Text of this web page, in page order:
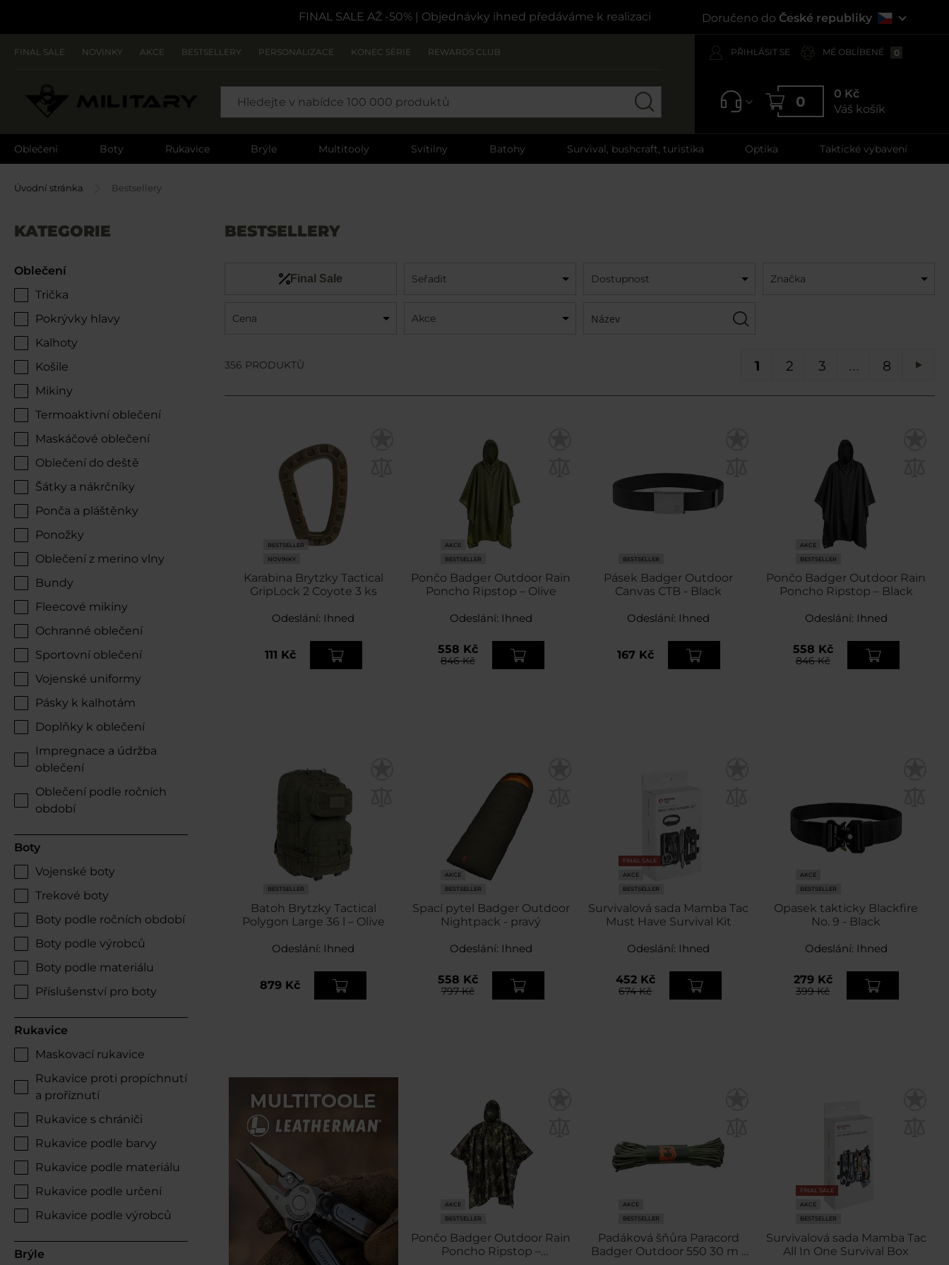
FINAL SALE AŽ -50%| Objednávky ihned předáváme k realizaci Doručeno do České republiky
FINAL SALE NOVINKY AKCE BESTSELLERY PERSONALIZACE KONEC SÉRIE REWARDS CLUB PŘIHLÁSIT SE MÉ OBLÍBENÉ 0
0
0 Kč
Váš košík
Oblečení Boty Rukavice Brýle Multitooly Svítilny Batohy Survival, bushcraft, turistika Optika Taktické vybavení
Úvodní stránka Bestsellery
BESTSELLERY
KATEGORIE
Oblečení
Trička
Pokrývky hlavy
Kalhoty
Košile
Mikiny
Termoaktivní oblečení
Maskáčové oblečení
Oblečení do deště
Šátky a nákrčníky
Ponča a pláštěnky
Ponožky
Oblečení z merino vlny
Bundy
Fleecové mikiny
Ochranné oblečení
Sportovní oblečení
Vojenské uniformy
Pásky k kalhotám
Doplňky k oblečení
Impregnace a údržba
oblečení
Oblečení podle ročních
období
Boty
Vojenské boty
Trekové boty
Boty podle ročních období
Boty podle výrobců
Boty podle materiálu
Příslušenství pro boty
Rukavice
Maskovací rukavice
Rukavice proti propíchnutí
a proříznutí
Rukavice s chrániči
Rukavice podle barvy
Rukavice podle materiálu
Rukavice podle určení
Rukavice podle výrobců
Brýle
Final Sale Seřadit Dostupnost Značka
Cena Akce Filtr
356 PRODUKTŮ
1
2
3
8
BESTSELLER
NOVINKY
Karabina Brytzky Tactical
GripLock 2 Coyote 3 ks
Odeslání: Ihned
111 Kč
AKCE
BESTSELLER
Pončo Badger Outdoor Rain
Poncho Ripstop – Olive
Odeslání: Ihned
558 Kč
846 Kč
BESTSELLER
Pásek Badger Outdoor
Canvas CTB - Black
Odeslání: Ihned
167 Kč
AKCE
BESTSELLER
Pončo Badger Outdoor Rain
Poncho Ripstop – Black
Odeslání: Ihned
558 Kč
846 Kč
BESTSELLER
Batoh Brytzky Tactical
Polygon Large 36 l – Olive
Odeslání: Ihned
879 Kč
AKCE
BESTSELLER
Spací pytel Badger Outdoor
Nightpack - pravý
Odeslání: Ihned
558 Kč
797 Kč
FINAL SALE
AKCE
BESTSELLER
Survivalová sada Mamba Tac
Must Have Survival Kit
Odeslání: Ihned
452 Kč
674 Kč
AKCE
BESTSELLER
Opasek takticky Blackfire
No. 9 - Black
Odeslání: Ihned
279 Kč
399 Kč
AKCE
BESTSELLER
Pončo Badger Outdoor Rain
Poncho Ripstop –
AKCE
BESTSELLER
Padáková šňůra Paracord
Badger Outdoor 550 30 m -
FINAL SALE
AKCE
BESTSELLER
Survivalová sada Mamba Tac
All In One Survival Box